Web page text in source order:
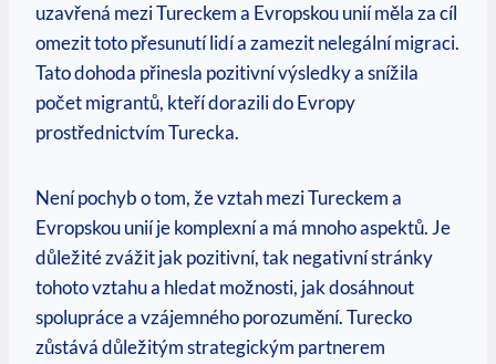
uzavřená mezi Tureckem a Evropskou unií měla za cíl
omezit toto přesunutí lidí a zamezit nelegální migraci.
Tato dohoda přinesla pozitivní výsledky a snížila
počet migrantů, kteří dorazili do Evropy
prostřednictvím Turecka.
Není pochyb o tom, že vztah mezi Tureckem a
Evropskou unií je komplexní a má mnoho aspektů. Je
důležité zvážit jak pozitivní, tak negativní stránky
tohoto vztahu a hledat možnosti, jak dosáhnout
spolupráce a vzájemného porozumění. Turecko
zůstává důležitým strategickým partnerem